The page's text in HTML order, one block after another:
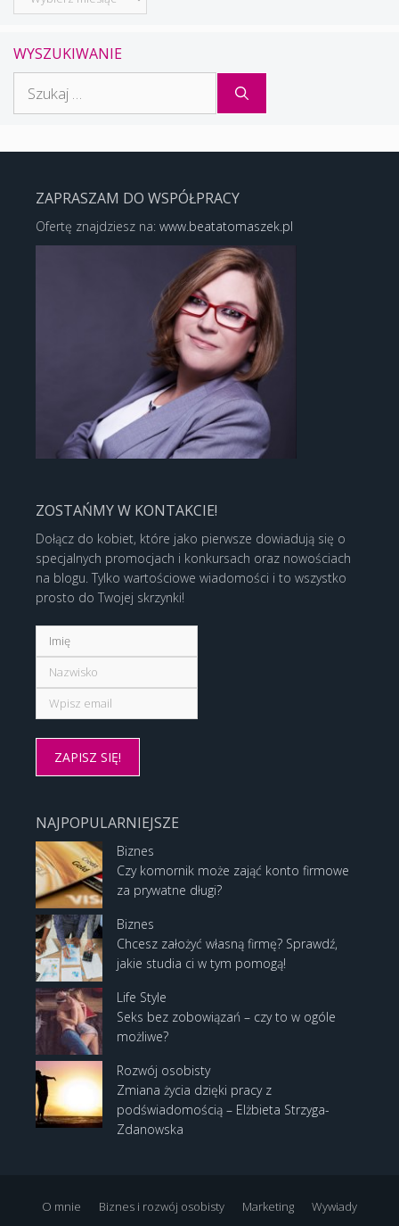
WYSZUKIWANIE
ZAPRASZAM DO WSPÓŁPRACY
Ofertę znajdziesz na: www.beatatomaszek.pl
ZOSTAŃMY W KONTAKCIE!
Dołącz do kobiet, które jako pierwsze dowiadują się o
specjalnych promocjach i konkursach oraz nowościach
na blogu. Tylko wartościowe wiadomości i to wszystko
prosto do Twojej skrzynki!
NAJPOPULARNIEJSZE
Biznes
Czy komornik może zająć konto firmowe
za prywatne długi?
Biznes
Chcesz założyć własną firmę? Sprawdź,
jakie studia ci w tym pomogą!
Life Style
Seks bez zobowiązań – czy to w ogóle
możliwe?
Rozwój osobisty
Zmiana życia dzięki pracy z
podświadomością – Elżbieta Strzyga-
Zdanowska
O mnie Biznes i rozwój osobisty Marketing
Wywiady